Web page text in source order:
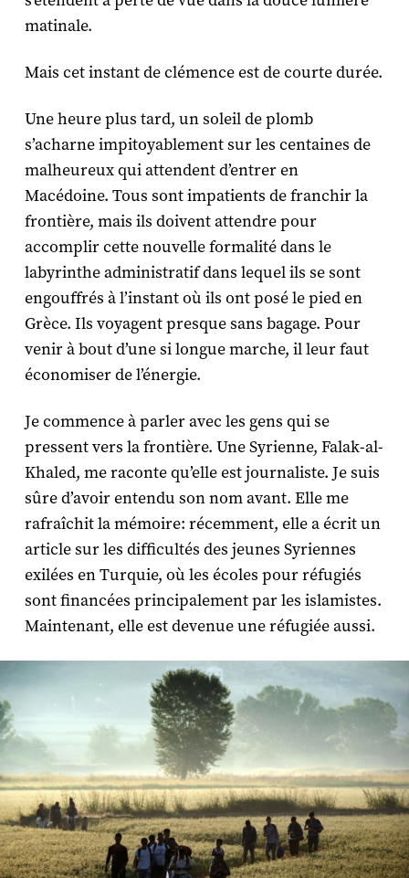
matinale.
Mais cet instant de clémence est de courte durée.
Une heure plus tard, un soleil de plomb
s’acharne impitoyablement sur les centaines de
malheureux qui attendent d’entrer en
Macédoine. Tous sont impatients de franchir la
frontière, mais ils doivent attendre pour
accomplir cette nouvelle formalité dans le
labyrinthe administratif dans lequel ils se sont
engouffrés à l’instant où ils ont posé le pied en
Grèce. Ils voyagent presque sans bagage. Pour
venir à bout d’une si longue marche, il leur faut
économiser de l’énergie.
Je commence à parler avec les gens qui se
pressent vers la frontière. Une Syrienne, Falak-al-
Khaled, me raconte qu’elle est journaliste. Je suis
sûre d’avoir entendu son nom avant. Elle me
rafraîchit la mémoire: récemment, elle a écrit un
article sur les difficultés des jeunes Syriennes
exilées en Turquie, où les écoles pour réfugiés
sont financées principalement par les islamistes.
Maintenant, elle est devenue une réfugiée aussi.